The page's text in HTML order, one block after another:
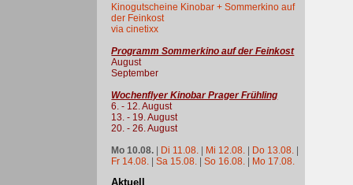
Kinogutscheine Kinobar + Sommerkino auf
der Feinkost
via cinetixx
Programm Sommerkino auf der Feinkost
August
September
Wochenflyer Kinobar Prager Frühling
6. - 12. August
13. - 19. August
20. - 26. August
Mo 10.08. | Di 11.08. | Mi 12.08. | Do 13.08. |
Fr 14.08. |Sa 15.08. |So 16.08. | Mo 17.08.
Aktuell